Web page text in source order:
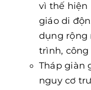
vì thế hiện
giáo di
dụng rộng
trình,
Tháp giàn
nguy cơ